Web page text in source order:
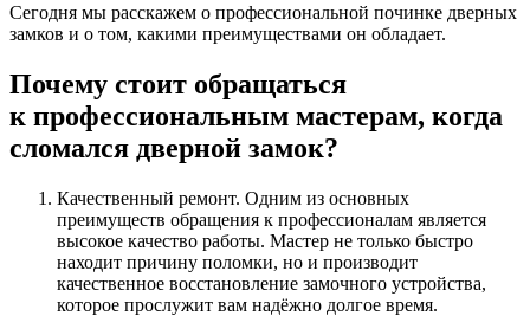
Сегодня мы расскажем о профессиональной починке дверных
замков и о том, какими преимуществами он обладает.
Почему стоит обращаться
к профессиональным мастерам, когда
сломался дверной замок?
Качественный ремонт. Одним из основных
преимуществ обращения к профессионалам является
высокое качество работы. Мастер не только быстро
находит причину поломки, но и производит
качественное восстановление замочного устройства,
которое прослужит вам надёжно долгое время.